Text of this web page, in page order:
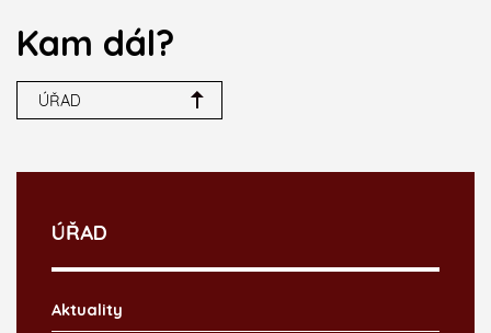
Kam dál?
ÚŘAD
ÚŘAD
Aktuality